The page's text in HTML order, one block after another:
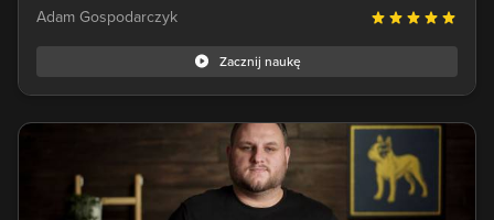
Adam Gospodarczyk
Zacznij naukę